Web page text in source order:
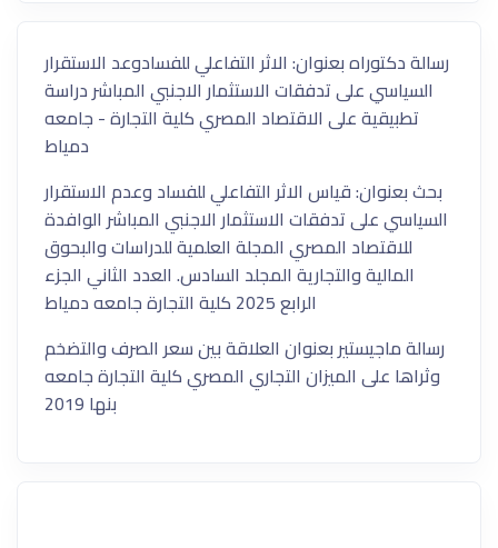
رسالة دكتوراه بعنوان: الاثر التفاعلي للفسادوعد الاستقرار
السياسي على تدفقات الاستثمار الاجنبي المباشر دراسة
تطبيقية على الاقتصاد المصري كلية التجارة - جامعه
دمياط
بحث بعنوان: قياس الاثر التفاعلي للفساد وعدم الاستقرار
السياسي على تدفقات الاستثمار الاجنبي المباشر الوافدة
للاقتصاد المصري المجلة العلمية للدراسات والبحوق
المالية والتجارية المجلد السادس. العدد الثاني الجزء
الرابع 2025 كلية التجارة جامعه دمياط
رسالة ماجيستير بعنوان العلاقة بين سعر الصرف والتضخم
وثراها على الميزان التجاري المصري كلية التجارة جامعه
بنها 2019